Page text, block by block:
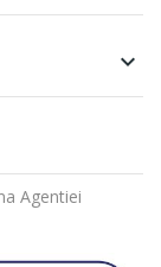

Agentiei